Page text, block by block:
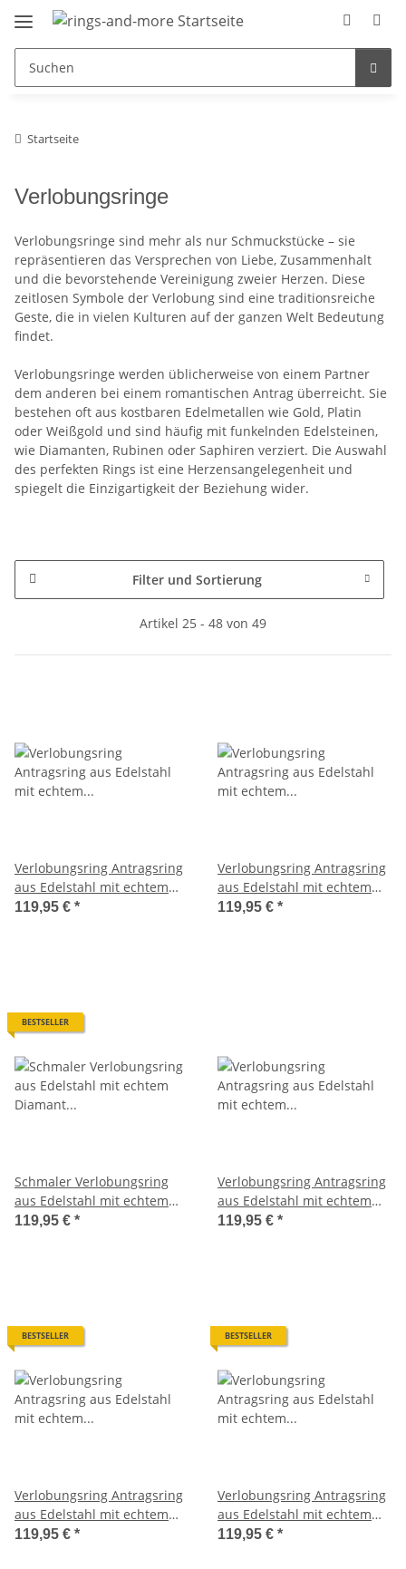
Startseite
Verlobungsringe
Verlobungsringe sind mehr als nur Schmuckstücke – sie
repräsentieren das Versprechen von Liebe, Zusammenhalt
und die bevorstehende Vereinigung zweier Herzen. Diese
zeitlosen Symbole der Verlobung sind eine traditionsreiche
Geste, die in vielen Kulturen auf der ganzen Welt Bedeutung
findet.
Verlobungsringe werden üblicherweise von einem Partner
dem anderen bei einem romantischen Antrag überreicht. Sie
bestehen oft aus kostbaren Edelmetallen wie Gold, Platin
oder Weißgold und sind häufig mit funkelnden Edelsteinen,
wie Diamanten, Rubinen oder Saphiren verziert. Die Auswahl
des perfekten Rings ist eine Herzensangelegenheit und
spiegelt die Einzigartigkeit der Beziehung wider.
Filter und Sortierung
Artikel 25 - 48 von 49
Verlobungsring Antragsring
aus Edelstahl mit echtem
Diamant ELB4D
119,95 € *
Verlobungsring Antragsring
aus Edelstahl mit echtem
Diamant ELB5D
119,95 € *
BESTSELLER
Schmaler Verlobungsring
aus Edelstahl mit echtem
Diamant ELB6D
119,95 € *
Verlobungsring Antragsring
aus Edelstahl mit echtem
Diamant ELB7D
119,95 € *
BESTSELLER
Verlobungsring Antragsring
aus Edelstahl mit echtem
Diamant ELB8D
119,95 € *
BESTSELLER
Verlobungsring Antragsring
aus Edelstahl mit echtem
Diamant ELB9D
119,95 € *